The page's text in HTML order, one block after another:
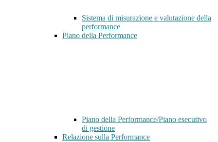
Sistema di misurazione e valutazione della
performance
Piano della Performance
Piano della Performance/Piano esecutivo
di gestione
Relazione sulla Performance